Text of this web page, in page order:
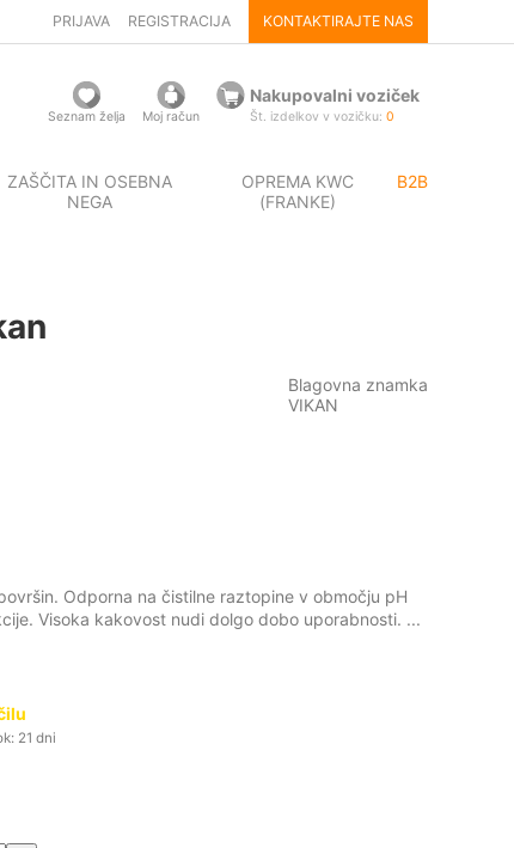
PRIJAVA REGISTRACIJA KONTAKTIRAJTE NAS
Seznam želja Moj račun
Nakupovalni voziček
Št. izdelkov v vozičku: 0
ZAŠČITA IN OSEBNA
NEGA
OPREMA KWC
(FRANKE)
B2B
Blagovna znamka
VIKAN
Odporna na čistilne raztopine v območju pH
Visoka kakovost nudi dolgo dobo uporabnosti. ...
21 dni